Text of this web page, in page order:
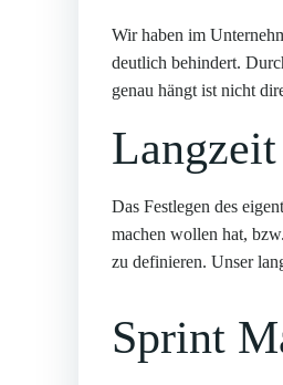
Wir haben im
deutlich behindert.
genau hängt ist nicht
Das Festlegen des
machen wollen hat,
zu definieren. Unser
Sprint